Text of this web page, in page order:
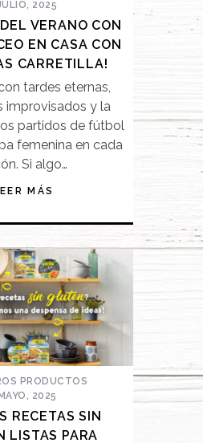
2025
VERANO CON
EN CASA CON
CARRETILLA!
tardes eternas,
improvisados y la
partidos de fútbol
femenina en cada
Si algo…
MÁS
PRODUCTOS
2025
RECETAS SIN
LISTAS PARA